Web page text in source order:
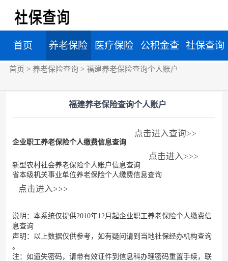
首页 养老保险
查询
医疗保险
查询
公积金查
询
社保查询
首页 > 养老保险查询 > 福建养老保险查询个人账户
福建养老保险查询个人账户
企业职工养老保险个人缴费信息查询
点击进入查询>>
新型农村社会养老保险个人账户信息查询
点击进入>>>
省本级机关事业单位养老保险个人缴费信息查询
点击进入>>>
说明：本系统仅提供2010年12月起企业职工养老保险个人缴费信
息查询
声明：以上数据仅供参考，如有疑问请到当地社保经办机构查询
。
注：如遗失密码，请带有效证件到信息科办理密码重置手续，联